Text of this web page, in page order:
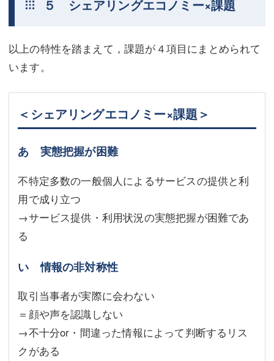
５ シェアリングエコノミー×課題
以上の特性を踏まえて，課題が４項目にまとめられて
います。
＜シェアリングエコノミー×課題＞
あ 実態把握が困難
不特定多数の一般個人によるサービスの提供と利
用で成り立つ
→サービス提供・利用状況の実態把握が困難であ
る
い 情報の非対称性
取引当事者が実際に会わない
＝顔や声を認識しない
→不十分or・間違った情報によって判断するリス
クがある